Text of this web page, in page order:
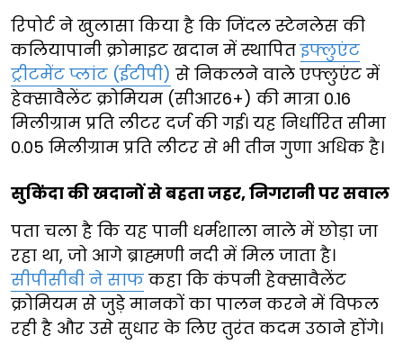
रिपोर्ट ने खुलासा किया है कि जिंदल स्टेनलेस की
कलियापानी क्रोमाइट खदान में स्थापितइफ्लुएंट
ट्रीटमेंट प्लांट (ईटीपी) से निकलने वाले एफ्लुएंट में
हेक्सावैलेंट क्रोमियम (सीआर6+) की मात्रा 0.16
मिलीग्राम प्रति लीटर दर्ज की गई। यह निर्धारित सीमा
0.05 मिलीग्राम प्रति लीटर से भी तीन गुणा अधिक है।
सुकिंदा की खदानों से बहता जहर, निगरानी पर सवाल
पता चला है कि यह पानी धर्मशाला नाले में छोड़ा जा
रहा था, जो आगे ब्राह्मणी नदी में मिल जाता है।
सीपीसीबी ने साफ कहा कि कंपनी हेक्सावैलेंट
क्रोमियम से जुड़े मानकों का पालन करने में विफल
रही है और उसे सुधार के लिए तुरंत कदम उठाने होंगे।